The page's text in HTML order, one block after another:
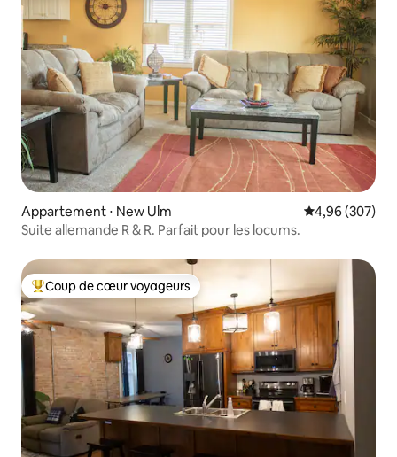
Appartement ⋅ New Ulm Évaluation
4,96 (307)
Suite allemande R & R. Parfait pour les locums.
Coups de cœur voyageurs les plus appréciés
Coup de cœur voyageurs